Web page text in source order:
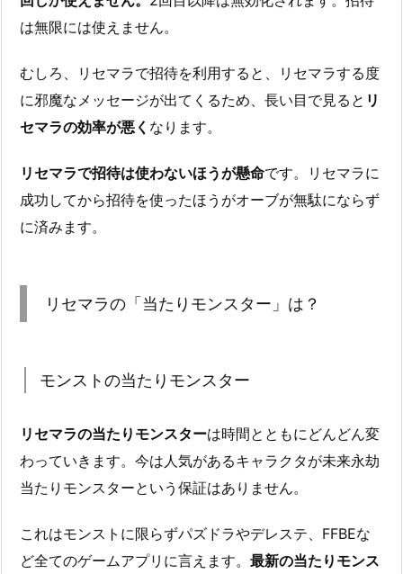
は無限には使えません。
むしろ、リセマラで招待を利用すると、リセマラする度
に邪魔なメッセージが出てくるため、長い目で見ると リ
セマラの効率が悪く なります。
リセマラで招待は使わないほうが懸命です。リセマラに
成功してから招待を使ったほうがオーブが無駄にならず
に済みます。
リセマラの「当たりモンスター」は？
モンストの当たりモンスター
リセマラの当たりモンスターは時間とともにどんどん変
わっていきます。今は人気があるキャラクタが未来永劫
当たりモンスターという保証はありません。
これはモンストに限らずパズドラやデレステ、FFBEな
ど全てのゲームアプリに言えます。 最新の当たりモンス